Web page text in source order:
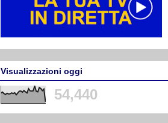
Visualizzazioni oggi
54,440